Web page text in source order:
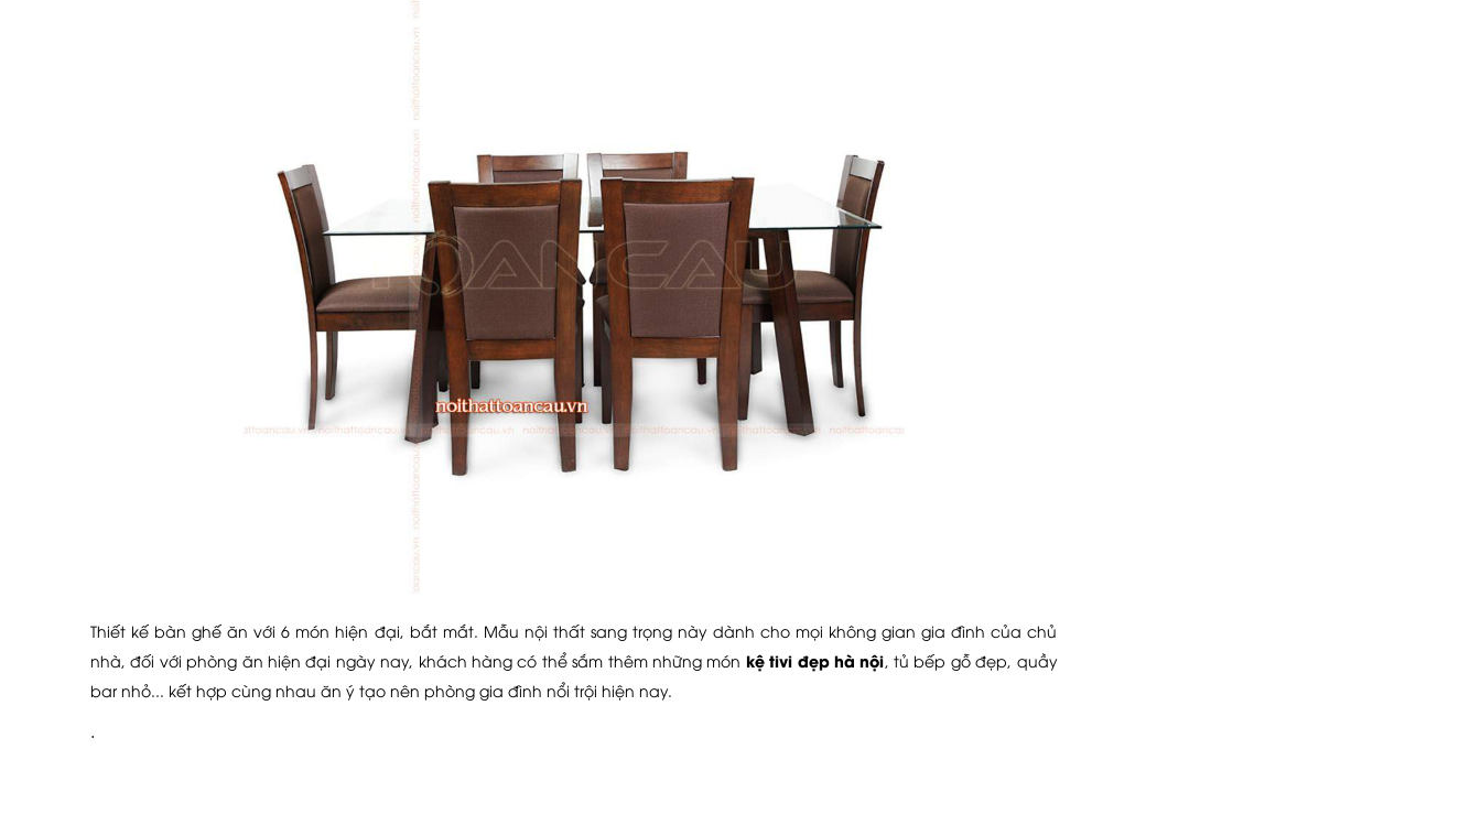
Thiết kế bàn ghế ăn với 6 món hiện đại, bắt mắt. Mẫu nội thất sang trọng này dành cho mọi không gian gia đình của chủ
nhà, đối với phòng ăn hiện đại ngày nay, khách hàng có thể sắm thêm những món kệ tivi đẹp hà nội, tủ bếp gỗ đẹp, quầy
bar nhỏ... kết hợp cùng nhau ăn ý tạo nên phòng gia đình nổi trội hiện nay.
.